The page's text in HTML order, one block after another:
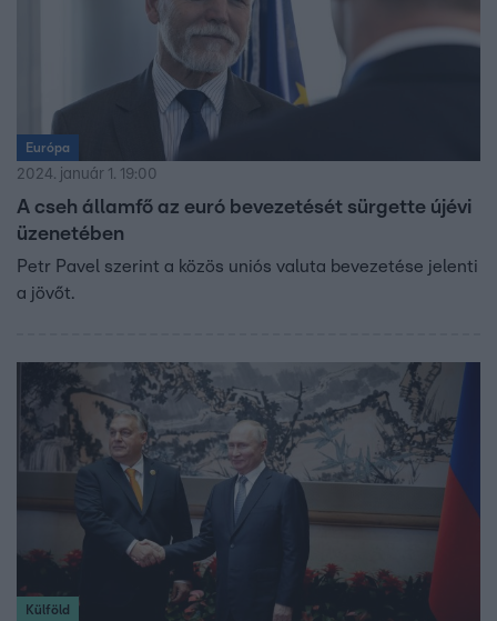
Európa
2024. január 1. 19:00
A cseh államfő az euró bevezetését sürgette újévi
üzenetében
Petr Pavel szerint a közös uniós valuta bevezetése jelenti
a jövőt.
Külföld